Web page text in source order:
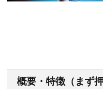
概要・特徴（まず